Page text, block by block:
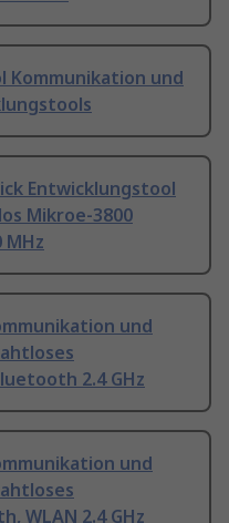
Kommunikation und
Entwicklungstool
Mikroe-3800
MHz
und
2.4 GHz
und
WLAN 2.4 GHz